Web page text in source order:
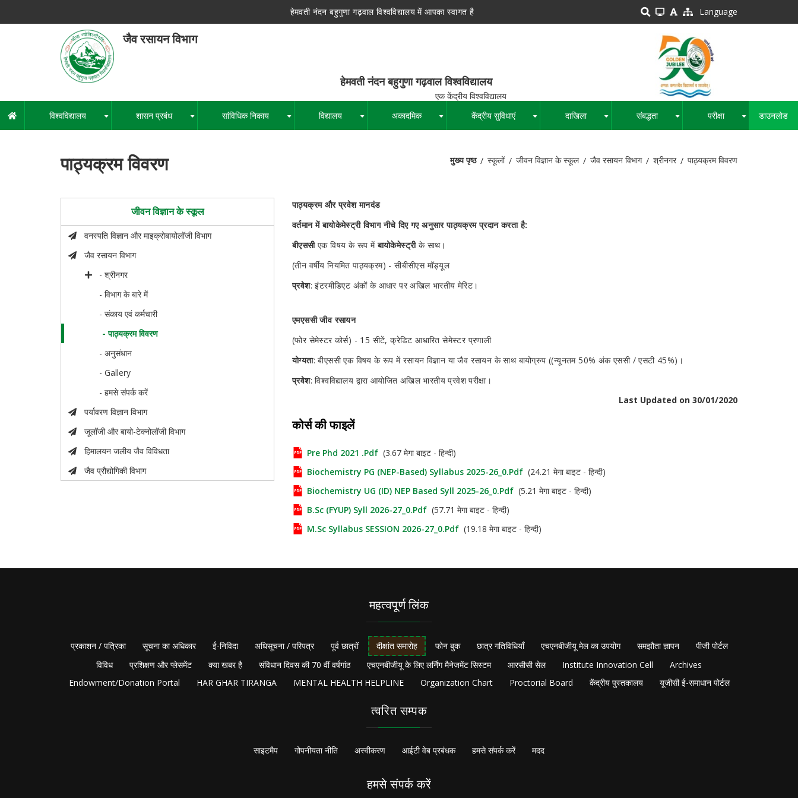
हेमवती नंदन बहुगुणा गढ़वाल विश्वविद्यालय में आपका स्वागत है Language
जैव रसायन विभाग
हेमवती नंदन बहुगुणा गढ़वाल विश्वविद्यालय
एक केंद्रीय विश्वविद्यालय
मुख्य
नेविगेशन
विश्वविद्यालय शासन प्रबंध सांविधिक निकाय विद्यालय अकादमिक केंद्रीय सुविधाएं दाखिला संबद्धता परीक्षा डाउनलोड
पाठ्यक्रम विवरण मुख्य पृष्ठ स्कूलों जीवन विज्ञान के स्कूल जैव रसायन विभाग श्रीनगर पाठ्यक्रम विवरण
जीवन विज्ञान के स्कूल
वनस्पति विज्ञान और माइक्रोबायोलॉजी विभाग
जैव रसायन विभाग
- श्रीनगर
- विभाग के बारे में
- संकाय एवं कर्मचारी
- पाठ्यक्रम विवरण
- अनुसंधान
- Gallery
- हमसे संपर्क करें
पर्यावरण विज्ञान विभाग
जूलॉजी और बायो-टेक्नोलॉजी विभाग
हिमालयन जलीय जैव विविधता
जैव प्रौद्योगिकी विभाग
पाठ्यक्रम और प्रवेश मानदंड
वर्तमान में बायोकेमेस्ट्री विभाग नीचे दिए गए अनुसार पाठ्यक्रम प्रदान करता है:
बीएससी एक विषय के रूप मेंबायोकेमेस्ट्री के साथ।
(तीन वर्षीय नियमित पाठ्यक्रम) - सीबीसीएस मॉड्यूल
प्रवेश: इंटरमीडिएट अंकों के आधार पर अखिल भारतीय मेरिट।
एमएससी जीव रसायन
(फोर सेमेस्टर कोर्स) - 15 सीटें, क्रेडिट आधारित सेमेस्टर प्रणाली
योग्यता: बीएससी एक विषय के रूप में रसायन विज्ञान या जैव रसायन के साथ बायोग्रुप ((न्यूनतम 50% अंक एससी / एसटी 45%)।
प्रवेश: विश्वविद्यालय द्वारा आयोजित अखिल भारतीय प्रवेश परीक्षा।
Last Updated on 30/01/2020
कोर्स की फाइलें
Pre Phd 2021 .pdf (3.67 मेगा बाइट - हिन्दी)
Biochemistry PG (NEP-Based) Syllabus 2025-26_0.pdf (24.21 मेगा बाइट - हिन्दी)
Biochemistry UG (ID) NEP Based Syll 2025-26_0.pdf (5.21 मेगा बाइट - हिन्दी)
B.Sc (FYUP) Syll 2026-27_0.pdf (57.71 मेगा बाइट - हिन्दी)
M.Sc Syllabus SESSION 2026-27_0.pdf (19.18 मेगा बाइट - हिन्दी)
महत्वपूर्ण लिंक
प्रकाशन / पत्रिका सूचना का अधिकार ई-निविदा अधिसूचना / परिपत्र पूर्व छात्रों दीक्षांत समारोह फोन बुक छात्र गतिविधियाँ एचएनबीजीयू मेल का उपयोग समझौता ज्ञापन
पीजी पोर्टल
विविध
प्रशिक्षण और प्लेसमेंट क्या खबर है संविधान दिवस की 70 वीं वर्षगांठ एचएनबीजीयू के लिए लर्निंग मैनेजमेंट सिस्टम आरसीसी सेल Institute Innovation Cell
Archives
Endowment/Donation Portal
HAR GHAR TIRANGA MENTAL HEALTH HELPLINE Organization Chart Proctorial Board केंद्रीय पुस्तकालय यूजीसी ई-समाधान पोर्टल
त्वरित सम्पक
साइटमैप गोपनीयता नीति अस्वीकरण आईटी वेब प्रबंधक हमसे संपर्क करें मदद
हमसे संपर्क करें